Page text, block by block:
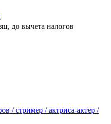
до вычета налогов
/ стример / актриса-актер /